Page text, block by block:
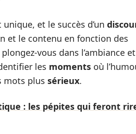
unique, et le succès d’un
et le contenu en fonction des
vous dans l’ambiance et
les moments où
mots plus sérieux.
: les pépites qui feront